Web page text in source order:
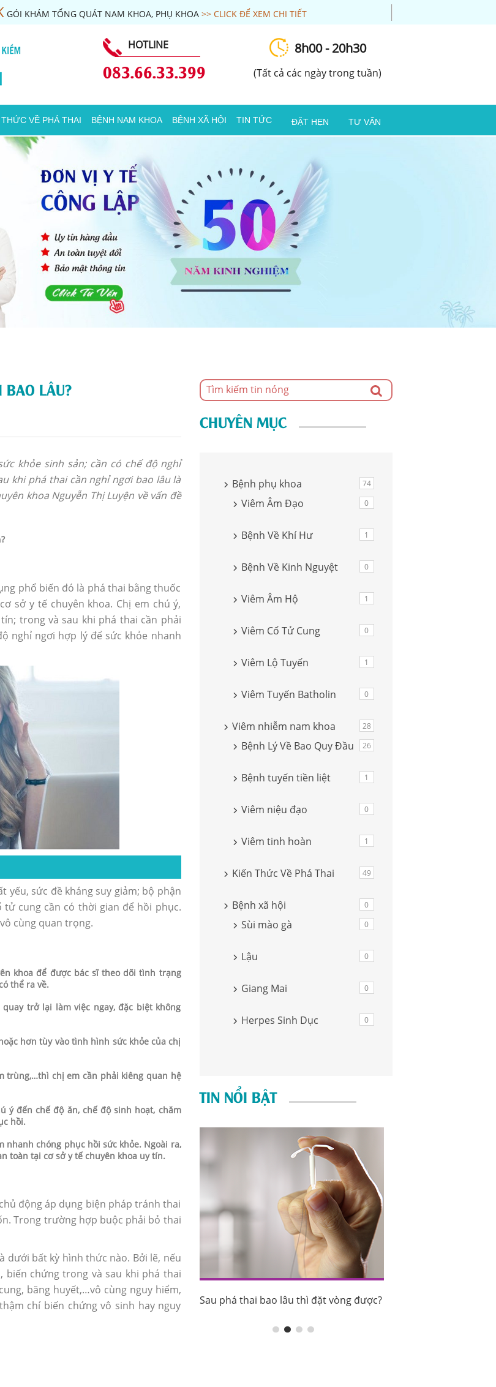
GÓI KHÁM TỔNG QUÁT NAM KHOA, PHỤ KHOA >> CLICK ĐỂ XEM CHI TIẾT
HOTLINE
083.66.33.399
8h00 - 20h30
(Tất cả các ngày trong tuần)
THỨC VỀ PHÁ THAI BỆNH NAM KHOA BỆNH XÃ HỘI TIN TỨC ĐẶT HẸN TƯ VẤN
BAO LÂU?
khỏe sinh sản; cần có chế độ nghỉ
khi phá thai cần nghỉ ngơi bao lâu là
khoa Nguyễn Thị Luyện về vấn đề
?
phổ biến đó là phá thai bằng thuốc
sở y tế chuyên khoa. Chị em chú ý,
trong và sau khi phá thai cần phải
nghỉ ngơi hợp lý để sức khỏe nhanh
yếu, sức đề kháng suy giảm; bộ phận
cung cần có thời gian để hồi phục.
cùng quan trọng.
khoa để được bác sĩ theo dõi tình trạng
thể ra về.
trở lại làm việc ngay, đặc biệt không
hơn tùy vào tình hình sức khỏe của chị
trùng,…thì chị em cần phải kiêng quan hệ
ý đến chế độ ăn, chế độ sinh hoạt, chăm
hồi.
nhanh chóng phục hồi sức khỏe. Ngoài ra,
toàn tại cơ sở y tế chuyên khoa uy tín.
động áp dụng biện pháp tránh thai
Trong trường hợp buộc phải bỏ thai
dưới bất kỳ hình thức nào. Bởi lẽ, nếu
chứng trong và sau khi phá thai
băng huyết,…vô cùng nguy hiểm,
chí biến chứng vô sinh hay nguy
CHUYÊN MỤC
Bệnh phụ khoa 74
Viêm Âm Đạo 0
Bệnh Về Khí Hư 1
Bệnh Về Kinh Nguyệt 0
Viêm Âm Hộ 1
Viêm Cổ Tử Cung 0
Viêm Lộ Tuyến 1
Viêm Tuyến Batholin 0
Viêm nhiễm nam khoa 28
Bệnh Lý Về Bao Quy Đầu 26
Bệnh tuyến tiền liệt 1
Viêm niệu đạo 0
Viêm tinh hoàn 1
Kiến Thức Về Phá Thai 49
Bệnh xã hội 0
Sùi mào gà 0
Lậu 0
Giang Mai 0
Herpes Sinh Dục 0
TIN NỔI BẬT
Sau phá thai bao lâu thì có kinh trở lại? Sau phá thai bao lâu thì đặt vòng được?